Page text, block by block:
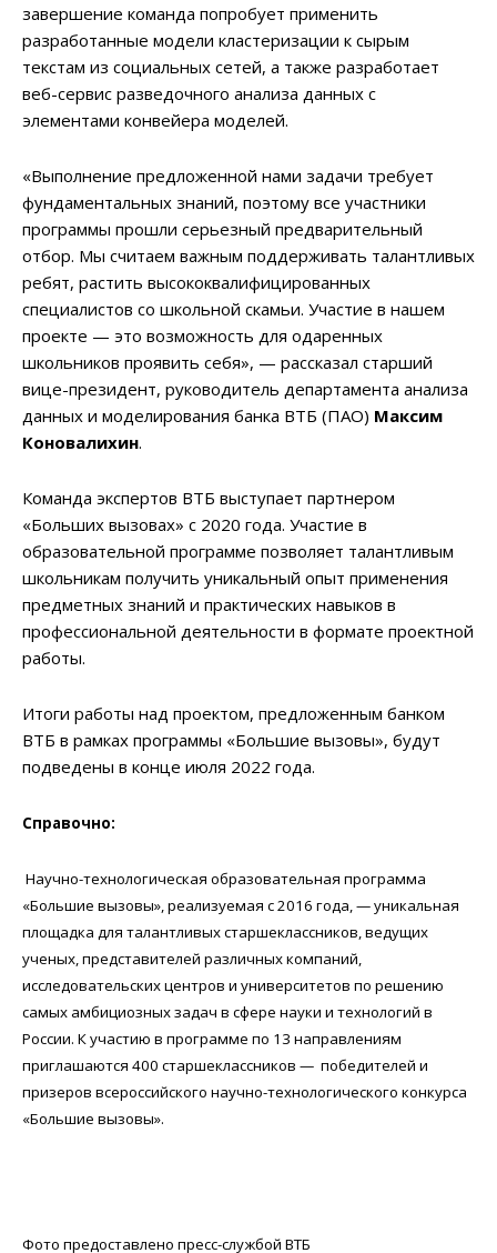
завершение команда попробует применить
разработанные модели кластеризации к сырым
текстам из социальных сетей, а также разработает
веб-сервис разведочного анализа данных с
элементами конвейера моделей.
«Выполнение предложенной нами задачи требует
фундаментальных знаний, поэтому все участники
программы прошли серьезный предварительный
отбор. Мы считаем важным поддерживать талантливых
ребят, растить высококвалифицированных
специалистов со школьной скамьи. Участие в нашем
проекте — это возможность для одаренных
школьников проявить себя», — рассказал старший
вице-президент, руководитель департамента анализа
данных и моделирования банка ВТБ (ПАО) Максим
Коновалихин.
Команда экспертов ВТБ выступает партнером
«Больших вызовах» с 2020 года. Участие в
образовательной программе позволяет талантливым
школьникам получить уникальный опыт применения
предметных знаний и практических навыков в
профессиональной деятельности в формате проектной
работы.
Итоги работы над проектом, предложенным банком
ВТБ в рамках программы «Большие вызовы», будут
подведены в конце июля 2022 года.
Справочно:
Научно-технологическая образовательная программа
«Большие вызовы», реализуемая с 2016 года, — уникальная
площадка для талантливых старшеклассников, ведущих
ученых, представителей различных компаний,
исследовательских центров и университетов по решению
самых амбициозных задач в сфере науки и технологий в
России. К участию в программе по 13 направлениям
приглашаются 400 старшеклассников — победителей и
призеров всероссийского научно-технологического конкурса
«Большие вызовы».
Фото предоставлено пресс-службой ВТБ